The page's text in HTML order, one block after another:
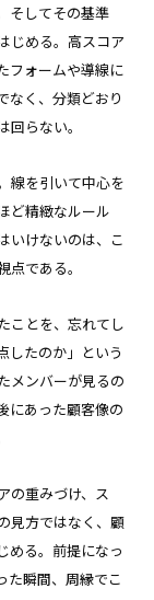
そしてその基準
じめる。高スコア
フォームや導線に
なく、分類どおり
らない。
線を引いて中心を
ど精緻なルール
いけないのは、こ
である。
ことを、忘れてし
したのか」という
メンバーが見るの
にあった顧客像の
の重みづけ、ス
見方ではなく、顧
める。前提になっ
た瞬間、周縁でこ